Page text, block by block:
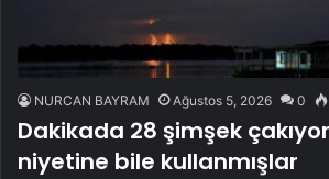
NURCAN BAYRAM Ağustos 5, 2026 0
Dakikada 28 şimşek
niyetine bile kullanmışlar